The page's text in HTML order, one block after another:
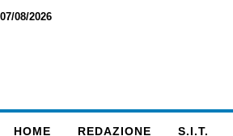
07/08/2026
HOME REDAZIONE S.I.T.